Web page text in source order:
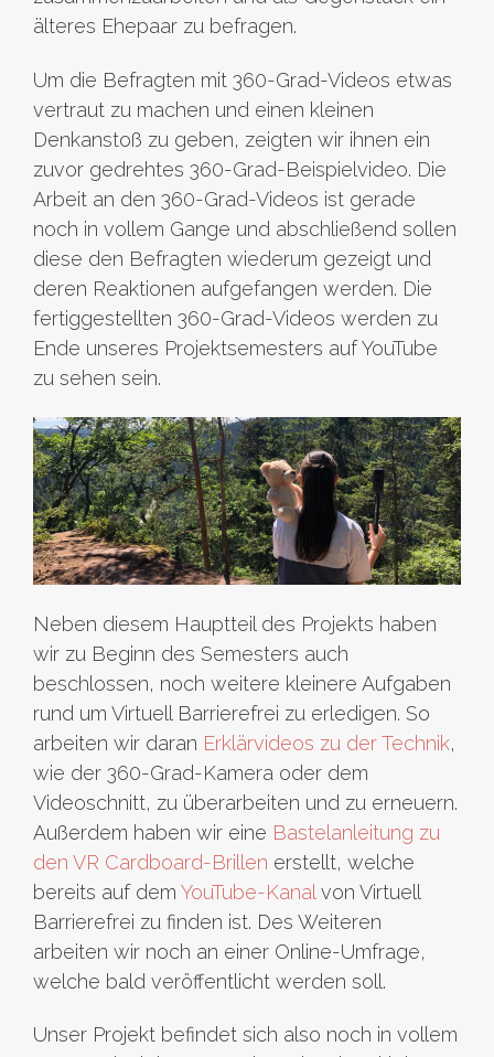
älteres Ehepaar zu befragen.
Um die Befragten mit 360-Grad-Videos etwas
vertraut zu machen und einen kleinen
Denkanstoß zu geben, zeigten wir ihnen ein
zuvor gedrehtes 360-Grad-Beispielvideo. Die
Arbeit an den 360-Grad-Videos ist gerade
noch in vollem Gange und abschließend sollen
diese den Befragten wiederum gezeigt und
deren Reaktionen aufgefangen werden. Die
fertiggestellten 360-Grad-Videos werden zu
Ende unseres Projektsemesters auf YouTube
zu sehen sein.
Neben diesem Hauptteil des Projekts haben
wir zu Beginn des Semesters auch
beschlossen, noch weitere kleinere Aufgaben
rund um Virtuell Barrierefrei zu erledigen. So
arbeiten wir daran Erklärvideos zu der Technik,
wie der 360-Grad-Kamera oder dem
Videoschnitt, zu überarbeiten und zu erneuern.
Außerdem haben wir eine Bastelanleitung zu
den VR Cardboard-Brillen erstellt, welche
bereits auf dem YouTube-Kanal von Virtuell
Barrierefrei zu finden ist. Des Weiteren
arbeiten wir noch an einer Online-Umfrage,
welche bald veröffentlicht werden soll.
Unser Projekt befindet sich also noch in vollem